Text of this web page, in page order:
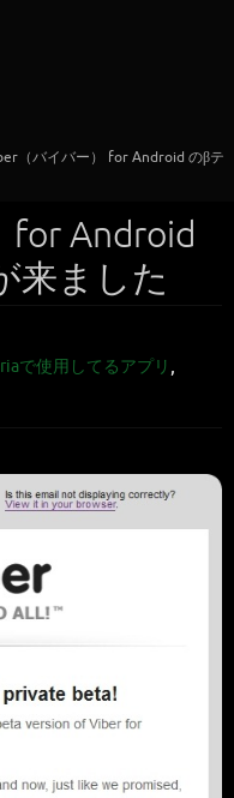
（バイバー） for Android のβテ
for Android
来ました
で使用してるアプリ ,